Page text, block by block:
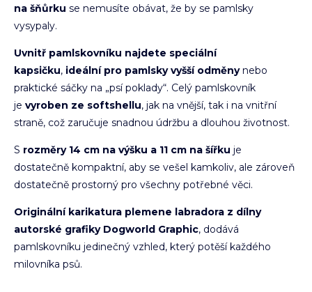
na šňůrku se nemusíte obávat, že by se pamlsky
vysypaly.
Uvnitř pamlskovníku najdete speciální
kapsičku, ideální pro pamlsky vyšší odměny nebo
praktické sáčky na „psí poklady“. Celý pamlskovník
je vyroben ze softshellu, jak na vnější, tak i na vnitřní
straně, což zaručuje snadnou údržbu a dlouhou životnost.
S rozměry 14 cm na výšku a 11 cm na šířku je
dostatečně kompaktní, aby se vešel kamkoliv, ale zároveň
dostatečně prostorný pro všechny potřebné věci.
Originální karikatura plemene labradora z dílny
autorské grafiky Dogworld Graphic, dodává
pamlskovníku jedinečný vzhled, který potěší každého
milovníka psů.